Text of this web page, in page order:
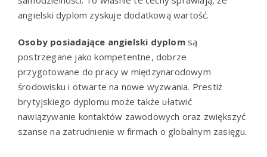
angielski dyplom zyskuje dodatkową wartość.
Osoby posiadające angielski dyplomsą
postrzegane jako kompetentne, dobrze
przygotowane do pracy w międzynarodowym
środowisku i otwarte na nowe wyzwania. Prestiż
brytyjskiego dyplomu może także ułatwić
nawiązywanie kontaktów zawodowych oraz zwiększyć
szanse na zatrudnienie w firmach o globalnym zasięgu.